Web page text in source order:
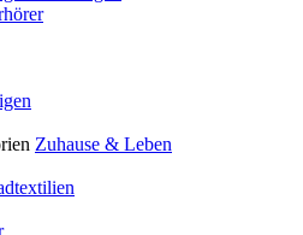
Zuhause & Leben